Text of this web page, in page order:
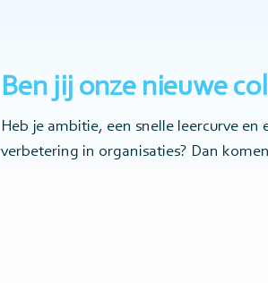
Ben jij onze nieuwe
Heb je ambitie, een snelle leercurve
verbetering in organisaties? Dan